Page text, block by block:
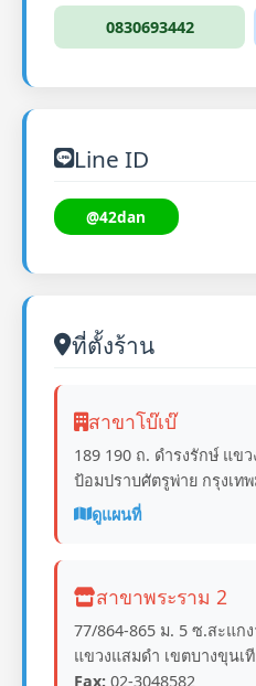
0830693442
Line ID
@42dan
ที่ตั้งร้าน
สาขาโบ๊เบ๊
189 190 ถ. ดำรงรักษ์ แข
ป้อมปราบศัตรูพ่าย กรุงเท
ดูแผนที่
สาขาพระราม 2
77/864-865 ม. 5 ซ.สะแกง
แขวงแสมดำ เขตบางขุนเ
Fax: 02-3048582